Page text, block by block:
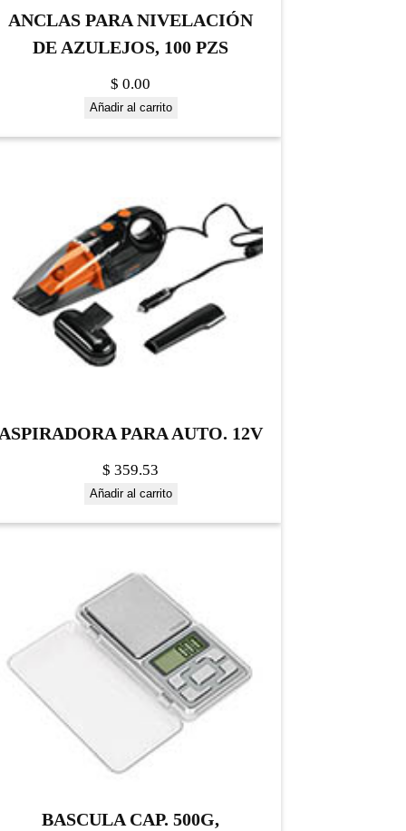
ANCLAS PARA NIVELACIÓN
DE AZULEJOS, 100 PZS
$ 0.00
Añadir al carrito
PARA AUTO. 12V
$ 359.53
Añadir al carrito
BASCULA CAP. 500G,